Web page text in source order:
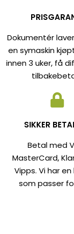
Dokumentér
en symaskin
innen 3 uker, få
SIKKER
Betal med
MasterCard,
Vipps. Vi har
som passer